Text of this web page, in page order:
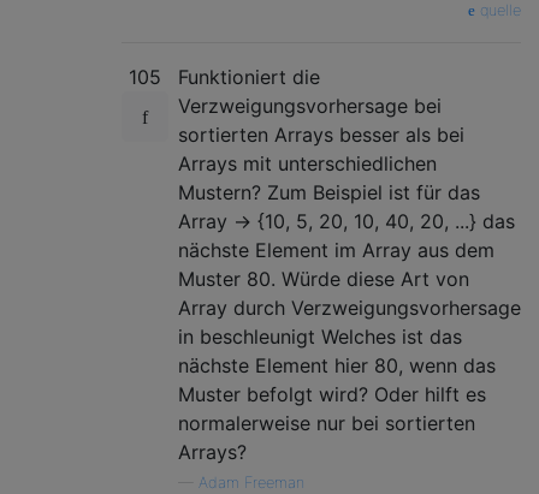
quelle
105
Funktioniert die
Verzweigungsvorhersage bei
sortierten Arrays besser als bei
Arrays mit unterschiedlichen
Mustern? Zum Beispiel ist für das
Array -> {10, 5, 20, 10, 40, 20, ...} das
nächste Element im Array aus dem
Muster 80. Würde diese Art von
Array durch Verzweigungsvorhersage
in beschleunigt Welches ist das
nächste Element hier 80, wenn das
Muster befolgt wird? Oder hilft es
normalerweise nur bei sortierten
Arrays?
Adam Freeman